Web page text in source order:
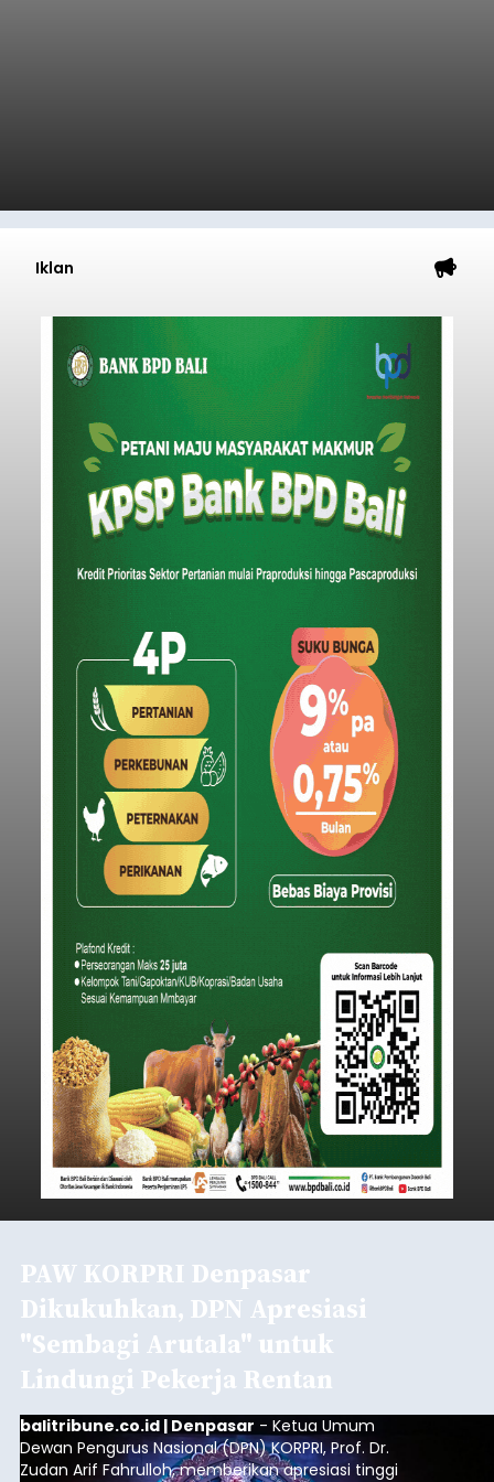
Iklan
PAW KORPRI Denpasar
Dikukuhkan, DPN Apresiasi
"Sembagi Arutala" untuk
Lindungi Pekerja Rentan
balitribune.co.id | Denpasar - Ketua Umum
Dewan Pengurus Nasional (DPN) KORPRI, Prof. Dr.
Zudan Arif Fahrulloh, memberikan apresiasi tinggi